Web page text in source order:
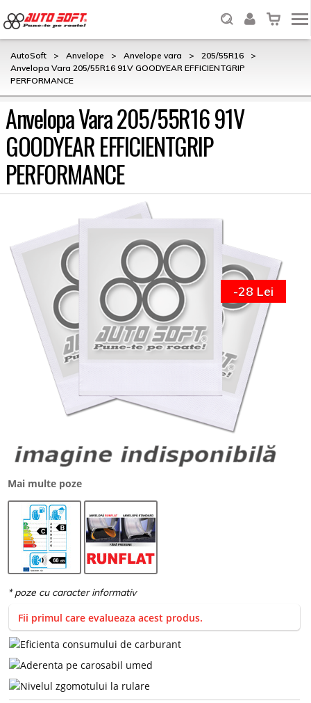
AutoSoft > Anvelope > Anvelope vara > 205/55R16
>
Anvelopa Vara 205/55R16 91V GOODYEAR EFFICIENTGRIP
PERFORMANCE
Anvelopa Vara 205/55R16 91V
GOODYEAR EFFICIENTGRIP
PERFORMANCE
Mai multe poze
-28 Lei
Fii primul care evalueaza acest produs.